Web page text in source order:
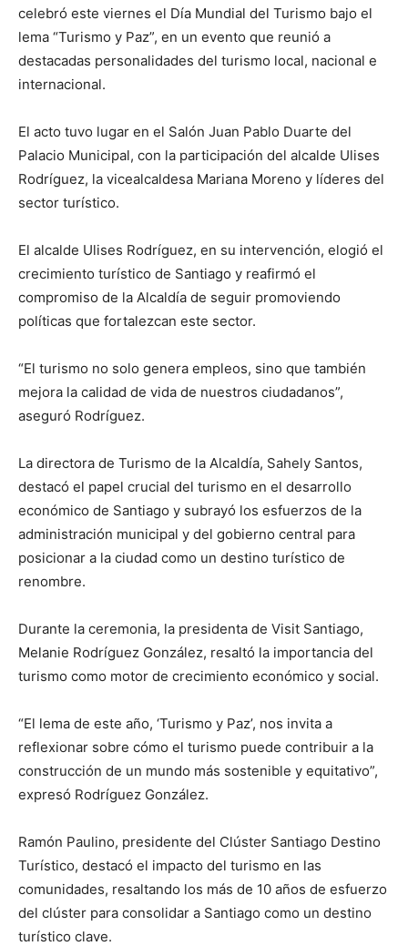
celebró este viernes el Día Mundial del Turismo bajo el
lema “Turismo y Paz”, en un evento que reunió a
destacadas personalidades del turismo local, nacional e
internacional.
El acto tuvo lugar en el Salón Juan Pablo Duarte del
Palacio Municipal, con la participación del alcalde Ulises
Rodríguez, la vicealcaldesa Mariana Moreno y líderes del
sector turístico.
El alcalde Ulises Rodríguez, en su intervención, elogió el
crecimiento turístico de Santiago y reafirmó el
compromiso de la Alcaldía de seguir promoviendo
políticas que fortalezcan este sector.
“El turismo no solo genera empleos, sino que también
mejora la calidad de vida de nuestros ciudadanos”,
aseguró Rodríguez.
La directora de Turismo de la Alcaldía, Sahely Santos,
destacó el papel crucial del turismo en el desarrollo
económico de Santiago y subrayó los esfuerzos de la
administración municipal y del gobierno central para
posicionar a la ciudad como un destino turístico de
renombre.
Durante la ceremonia, la presidenta de Visit Santiago,
Melanie Rodríguez González, resaltó la importancia del
turismo como motor de crecimiento económico y social.
“El lema de este año, ‘Turismo y Paz’, nos invita a
reflexionar sobre cómo el turismo puede contribuir a la
construcción de un mundo más sostenible y equitativo”,
expresó Rodríguez González.
Ramón Paulino, presidente del Clúster Santiago Destino
Turístico, destacó el impacto del turismo en las
comunidades, resaltando los más de 10 años de esfuerzo
del clúster para consolidar a Santiago como un destino
turístico clave.